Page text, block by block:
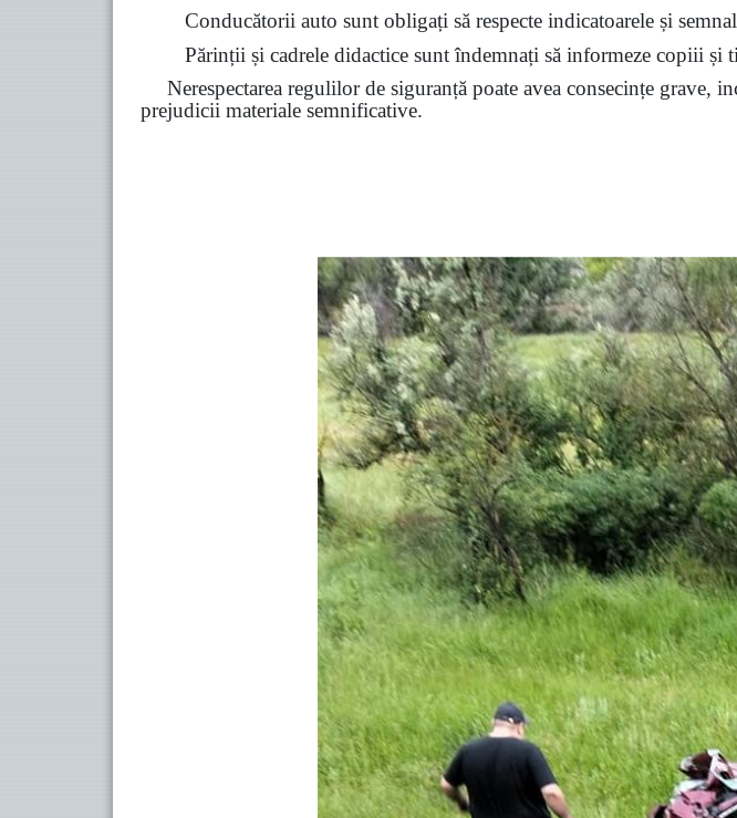
Conducătorii auto sunt obligați să respecte indicatoarele și
Părinții și cadrele didactice sunt îndemnați să informeze copiii și
Nerespectarea regulilor de siguranță poate avea consecințe
prejudicii materiale semnificative.